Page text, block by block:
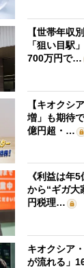
【世帯年収
「狙い目駅
700万円で…
【キオクシ
増」も期待
億円超・…
《利益は年
から“ギガ大
円税理…
キオクシア
が流れる」